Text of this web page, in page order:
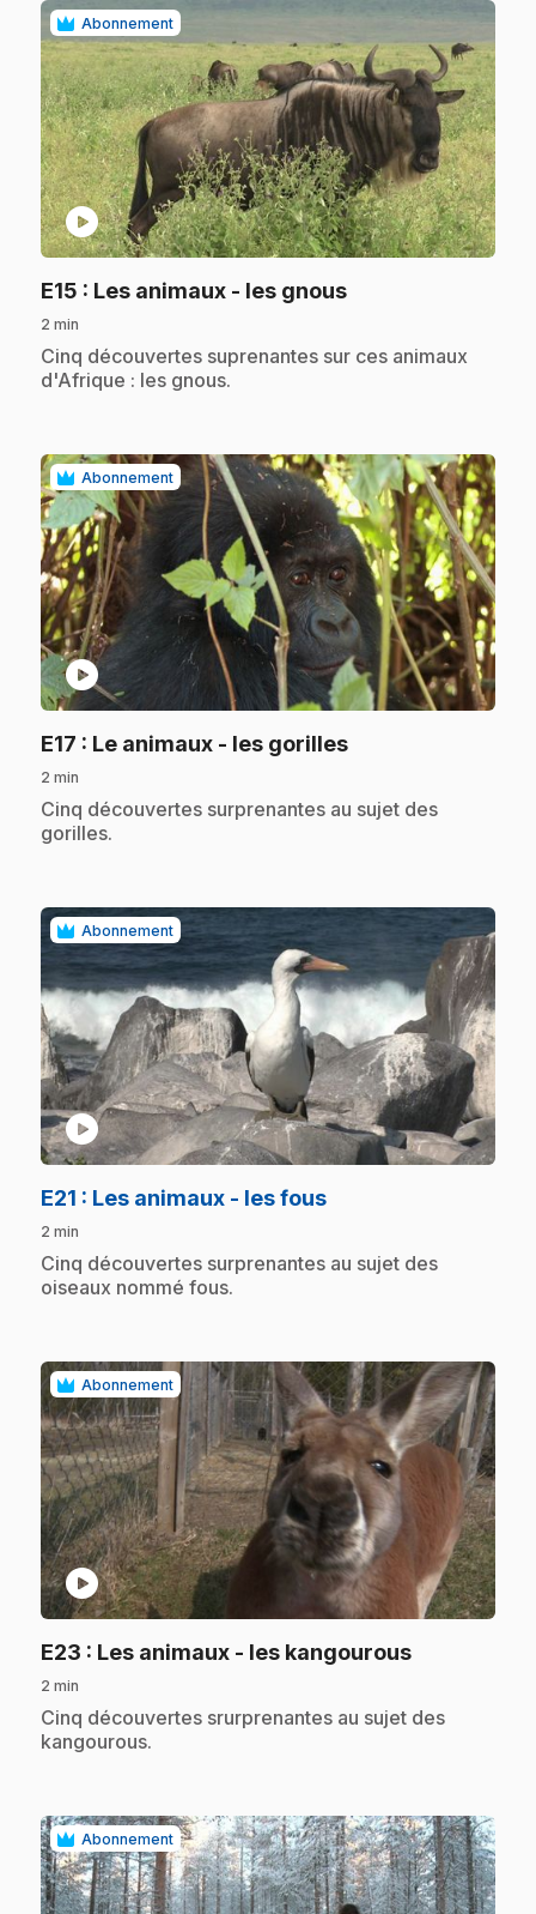
Abonnement
play_circle
E15 : Les animaux - les gnous.
2 min
.Cinq découvertes suprenantes sur ces animaux
d'Afrique : les gnous.
Abonnement
play_circle
E17 : Le animaux - les gorilles.
2 min
.Cinq découvertes surprenantes au sujet des
gorilles.
Abonnement
play_circle
E21 : Les animaux - les fous.
2 min
.Cinq découvertes surprenantes au sujet des
oiseaux nommé fous.
Abonnement
play_circle
E23 : Les animaux - les kangourous.
2 min
.Cinq découvertes srurprenantes au sujet des
kangourous.
Abonnement